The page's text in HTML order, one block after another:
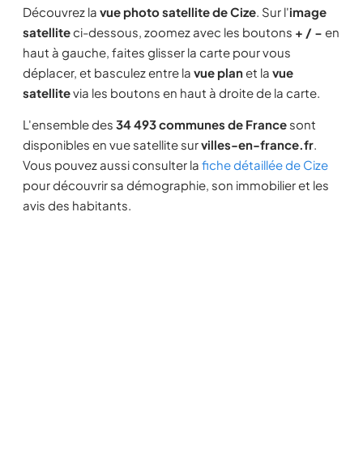
Découvrez la vue photo satellite de Cize. Sur l'image
satelliteci-dessous, zoomez avec les boutons + / − en
haut à gauche, faites glisser la carte pour vous
déplacer, et basculez entre la vue planet la vue
satellitevia les boutons en haut à droite de la carte.
L'ensemble des 34 493 communes de France sont
disponibles en vue satellite survilles-en-france.fr.
Vous pouvez aussi consulter la fiche détaillée de Cize
pour découvrir sa démographie, son immobilier et les
avis des habitants.